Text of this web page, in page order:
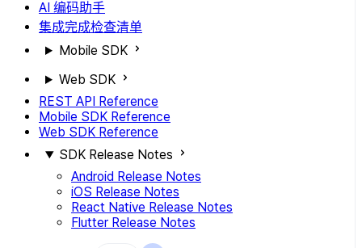
AI 编码助手
集成完成检查清单
Mobile SDK
Web SDK
REST API Reference
Mobile SDK Reference
Web SDK Reference
SDK Release Notes
Android Release Notes
iOS Release Notes
React Native Release Notes
Flutter Release Notes